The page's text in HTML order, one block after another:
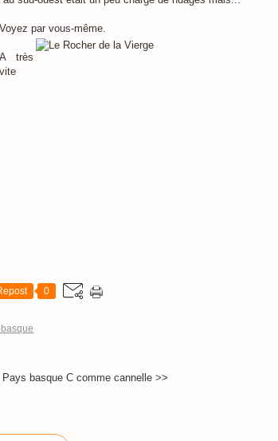
Voyez par vous-même.
A très
vite
0
basque C comme cannelle >>